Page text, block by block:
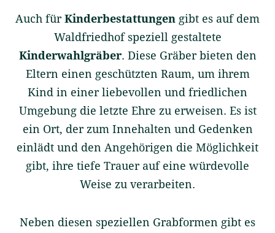
Auch fürKinderbestattungen gibt es auf dem
Waldfriedhof speziell gestaltete
Kinderwahlgräber. Diese Gräber bieten den
Eltern einen geschützten Raum, um ihrem
Kind in einer liebevollen und friedlichen
Umgebung die letzte Ehre zu erweisen. Es ist
ein Ort, der zum Innehalten und Gedenken
einlädt und den Angehörigen die Möglichkeit
gibt, ihre tiefe Trauer auf eine würdevolle
Weise zu verarbeiten.
Neben diesen speziellen Grabformen gibt es